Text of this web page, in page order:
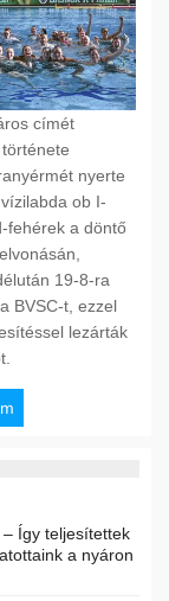
címét
nyerte
ob I-
fehérek a döntő
19-8-ra
BVSC-t, ezzel
lezárták
Így teljesítettek
a nyáron